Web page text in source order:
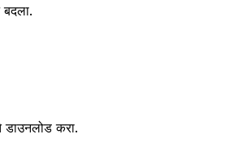
डाउनलोड करा.